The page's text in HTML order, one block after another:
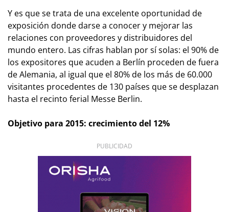
Y es que se trata de una excelente oportunidad de
exposición donde darse a conocer y mejorar las
relaciones con proveedores y distribuidores del
mundo entero. Las cifras hablan por sí solas: el 90% de
los expositores que acuden a Berlín proceden de fuera
de Alemania, al igual que el 80% de los más de 60.000
visitantes procedentes de 130 países que se desplazan
hasta el recinto ferial Messe Berlin.
Objetivo para 2015: crecimiento del 12%
PUBLICIDAD